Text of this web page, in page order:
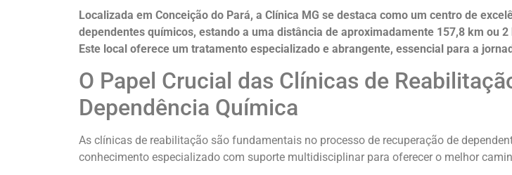
Localizada em Conceição do Pará, a Clínica MG se destaca como um centro de
dependentes químicos, estando a uma distância de aproximadamente 157,8 km ou
Este local oferece um tratamento especializado e abrangente, essencial para a
O Papel Crucial das Clínicas de
Dependência Química
As clínicas de reabilitação são fundamentais no processo de recuperação de
conhecimento especializado com suporte multidisciplinar para oferecer o melhor